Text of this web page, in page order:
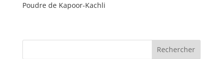
Poudre de Kapoor-Kachli